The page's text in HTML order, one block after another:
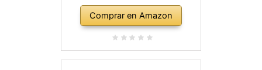
Comprar en Amazon